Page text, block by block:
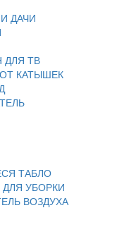
ДАЧИ
ДЛЯ ТВ
КАТЫШЕК
ТАБЛО
УБОРКИ
ВОЗДУХА